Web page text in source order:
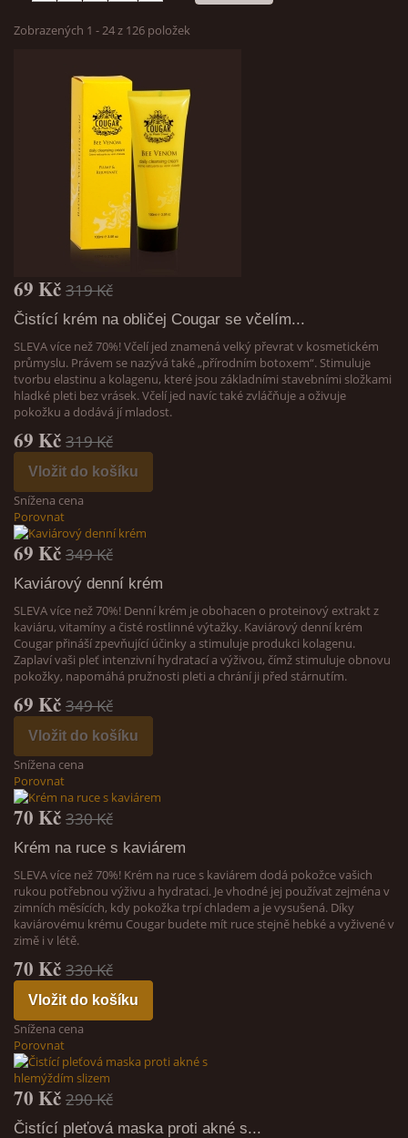
Zobrazených 1 - 24 z 126 položek
69 Kč 319 Kč
Čistící krém na obličej Cougar se včelím...
SLEVA více než 70%! Včelí jed znamená velký převrat v kosmetickém
průmyslu. Právem se nazývá také „přírodním botoxem“. Stimuluje
tvorbu elastinu a kolagenu, které jsou základními stavebními složkami
hladké pleti bez vrásek. Včelí jed navíc také zvláčňuje a oživuje
pokožku a dodává jí mladost.
69 Kč 319 Kč
Vložit do košíku
Snížena cena
Porovnat
69 Kč 349 Kč
Kaviárový denní krém
SLEVA více než 70%! Denní krém je obohacen o proteinový extrakt z
kaviáru, vitamíny a čisté rostlinné výtažky. Kaviárový denní krém
Cougar přináší zpevňující účinky a stimuluje produkci kolagenu.
Zaplaví vaši pleť intenzivní hydratací a výživou, čímž stimuluje obnovu
pokožky, napomáhá pružnosti pleti a chrání ji před stárnutím.
69 Kč 349 Kč
Vložit do košíku
Snížena cena
Porovnat
70 Kč 330 Kč
Krém na ruce s kaviárem
SLEVA více než 70%! Krém na ruce s kaviárem dodá pokožce vašich
rukou potřebnou výživu a hydrataci. Je vhodné jej používat zejména v
zimních měsících, kdy pokožka trpí chladem a je vysušená. Díky
kaviárovému krému Cougar budete mít ruce stejně hebké a vyživené v
zimě i v létě.
70 Kč 330 Kč
Vložit do košíku
Snížena cena
Porovnat
70 Kč 290 Kč
Čistící pleťová maska proti akné s...